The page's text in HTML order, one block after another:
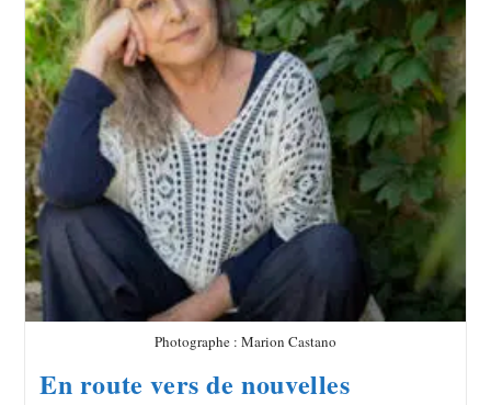
Photographe : Marion Castano
En route vers de nouvelles